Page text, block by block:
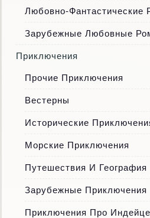
Любовно-Фантастические
Зарубежные Любовные
Приключения
Прочие Приключения
Вестерны
Исторические
Морские Приключения
Путешествия И География
Зарубежные Приключения
Приключения Про